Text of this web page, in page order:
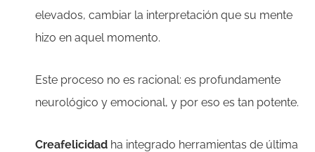
elevados, cambiar la interpretación que su mente
hizo en aquel momento.
Este proceso no es racional: es profundamente
neurológico y emocional, y por eso es tan potente.
Creafelicidad ha integrado herramientas de última